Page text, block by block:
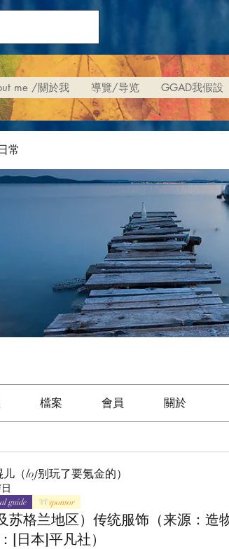
me /關於我 導覽/导览 GGAD我假設
常
檔案 會員 關於
（lof别玩了要氪金的）
guide sponsor
苏格兰地区）传统服饰（来源：造
[日本]平凡社）